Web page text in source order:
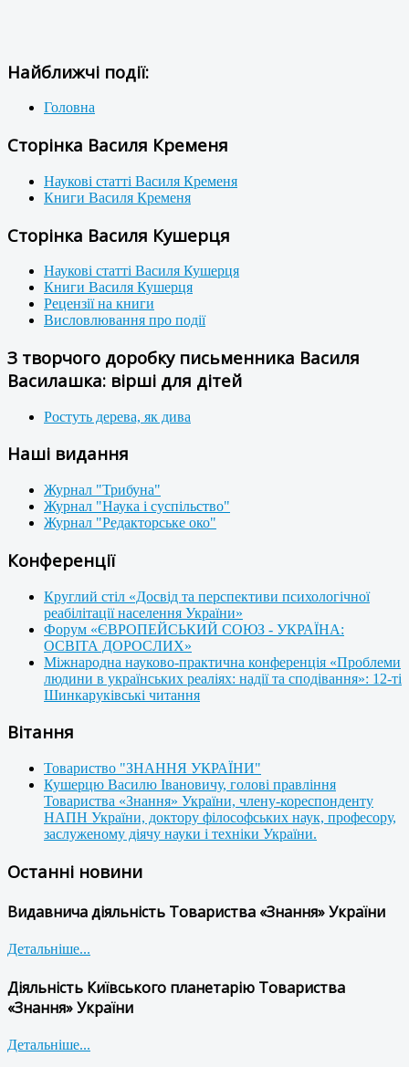
Найближчі події:
Головна
Сторінка Василя Кременя
Наукові статті Василя Кременя
Книги Василя Кременя
Сторінка Василя Кушерця
Наукові статті Василя Кушерця
Книги Василя Кушерця
Рецензії на книги
Висловлювання про події
З творчого доробку письменника Василя
Василашка: вірші для дітей
Ростуть дерева, як дива
Наші видання
Журнал "Трибуна"
Журнал "Наука і суспільство"
Журнал "Редакторське око"
Конференції
Круглий стіл «Досвід та перспективи психологічної
реабілітації населення України»
Форум «ЄВРОПЕЙСЬКИЙ СОЮЗ - УКРАЇНА:
ОСВІТА ДОРОСЛИХ»
Міжнародна науково-практична конференція «Проблеми
людини в українських реаліях: надії та сподівання»: 12-ті
Шинкаруківські читання
Вітання
Товариство "ЗНАННЯ УКРАЇНИ"
Кушерцю Василю Івановичу, голові правління
Товариства «Знання» України, члену-кореспонденту
НАПН України, доктору філософських наук, професору,
заслуженому діячу науки і техніки України.
Останні новини
Видавнича діяльність Товариства «Знання» України
Детальніше...
Діяльність Київського планетарію Товариства
«Знання» України
Детальніше...